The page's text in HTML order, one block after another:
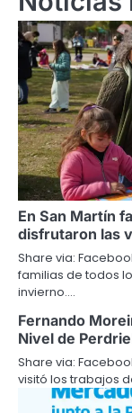
En San Martín
disfrutaron las
Share via:
familias de todos
invierno.…
Fernando
Nivel de
Share via:
visitó los trabajos